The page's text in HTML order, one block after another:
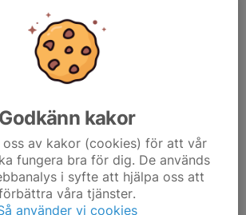
Godkänn kakor
oss av kakor (cookies) för att vår
fungera bra för dig. De används
i syfte att hjälpa oss att
våra tjänster.
använder vi cookies